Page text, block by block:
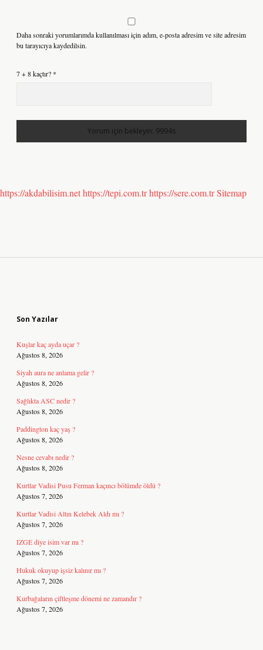
Daha sonraki yorumlarımda kullanılması için adım, e-posta adresim ve site adresim
bu tarayıcıya kaydedilsin.
7 + 8 kaçtır? *
https://akdabilisim.nethttps://tepi.com.trhttps://sere.com.trSitemap
Son Yazılar
Kuşlar kaç ayda uçar ?
Ağustos 8, 2026
Siyah aura ne anlama gelir ?
Ağustos 8, 2026
Sağlıkta ASC nedir ?
Ağustos 8, 2026
Paddington kaç yaş ?
Ağustos 8, 2026
Nesne cevabı nedir ?
Ağustos 8, 2026
Kurtlar Vadisi Pusu Ferman kaçıncı bölümde öldü ?
Ağustos 7, 2026
Kurtlar Vadisi Altın Kelebek Aldı mı ?
Ağustos 7, 2026
IZGE diye isim var mı ?
Ağustos 7, 2026
Hukuk okuyup işsiz kalınır mı ?
Ağustos 7, 2026
Kurbağaların çiftleşme dönemi ne zamandır ?
Ağustos 7, 2026